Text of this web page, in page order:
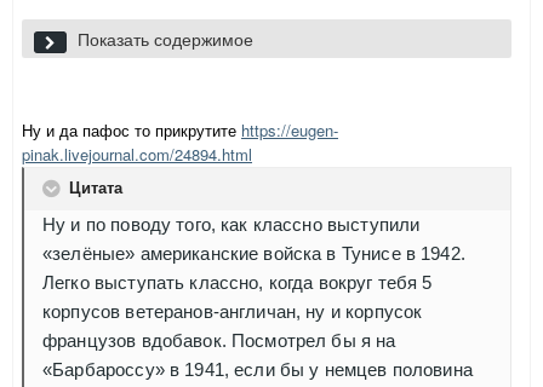
собственными частями обеспечения и поддержки.
(Эволюция организации пехотной дивизии США
А.)вдвое чем в РККА больше пулемётов(причем 200 из
них калибра 12,7 -фактически аналог АГС- желающих
Б.)Втрое артиллерии калибра (тяжелой)
В.)Впятеро машин!
Про мелочи типо свяи и ПТО(подумаешь 500 базук на
дивизию) можно даж пренебречь!
Показать содержимое
Ну и да пафос то прикрутите https://eugen-
pinak.livejournal.com/24894.html
Цитата
Ну и по поводу того, как классно выступили
«зелёные» американские войска в Тунисе в 1942.
Легко выступать классно, когда вокруг тебя 5
корпусов ветеранов-англичан, ну и корпусок
французов вдобавок. Посмотрел бы я на
«Барбароссу» в 1941, если бы у немцев половина